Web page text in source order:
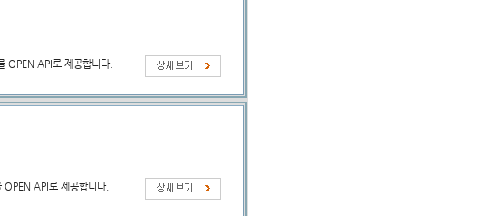
OPEN API로 제공합니다.
OPEN API로 제공합니다.